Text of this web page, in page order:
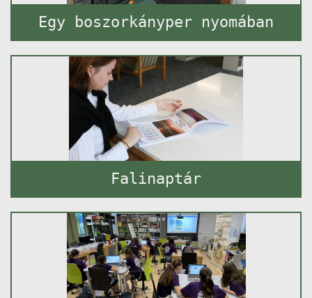
Egy boszorkányper nyomában
Falinaptár